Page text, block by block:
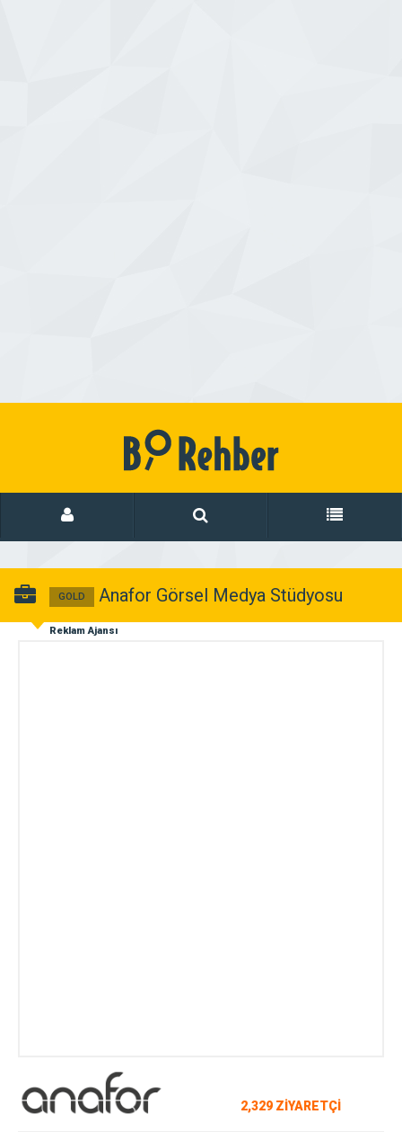
GOLD Anafor Görsel Medya Stüdyosu
Reklam Ajansı
2,329 ZİYARETÇİ